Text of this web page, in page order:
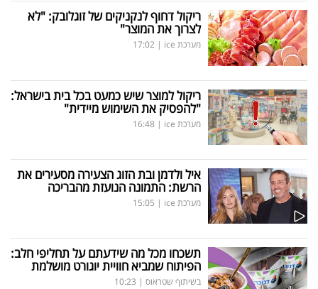
ריקול דחוף לנקניקים של זוגלובק: "לא
לצרוך את המוצר"
מערכת ice |
17:02
ריקול למוצר שיש כמעט בכל בית בישראל:
"להפסיק את השימוש מיידית"
מערכת ice |
16:48
איל ולדמן ובת הזוג הצעירה מסעירים את
הרשת: התמונה הנועזת מהבריכה
מערכת ice |
15:05
תשכחו מכל מה שידעתם על תחליפי חלב:
הפיתוח שמביא חוויית יוגורט מושלמת
בשיתוף שטראוס |
10:23